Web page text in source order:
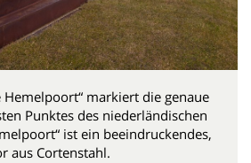
Hemelpoort“ markiert die genaue
Punktes des niederländischen
ist ein beeindruckendes,
aus Cortenstahl.